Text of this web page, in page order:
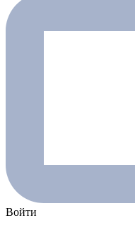
Войти